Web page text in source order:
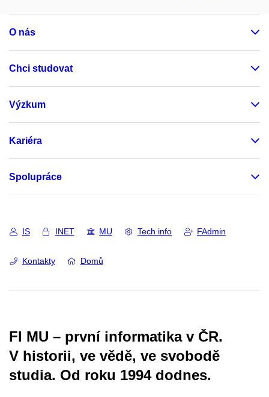
O nás
Chci studovat
Výzkum
Kariéra
Spolupráce
IS INET MU Tech info FAdmin
Kontakty Domů
FI MU – první informatika v ČR.
V historii, ve vědě, ve svobodě
studia. Od roku 1994 dodnes.